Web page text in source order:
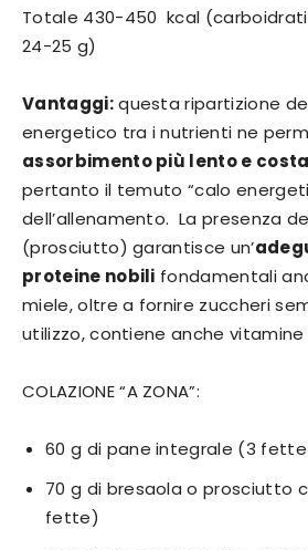
Totale 430-450 kcal
24-25 g)
Vantaggi:questa ripartizione
energetico tra i nutrienti ne
assorbimento più lento e
pertanto il temuto “calo
dell’allenamento. La presenza
(prosciutto) garantisce un’
proteine nobili fondamentali
miele, oltre a fornire zuccheri
utilizzo, contiene anche vitamine
COLAZIONE “A ZONA”:
60 g di pane integrale (3
70 g di bresaola o prosciutto
fette)